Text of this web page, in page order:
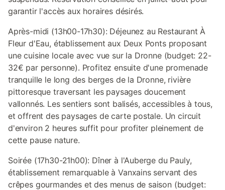
garantir l'accès aux horaires désirés.
Après-midi (13h00-17h30): Déjeunez au Restaurant À
Fleur d'Eau, établissement aux Deux Ponts proposant
une cuisine locale avec vue sur la Dronne (budget: 22-
32€ par personne). Profitez ensuite d'une promenade
tranquille le long des berges de la Dronne, rivière
pittoresque traversant les paysages doucement
vallonnés. Les sentiers sont balisés, accessibles à tous,
et offrent des paysages de carte postale. Un circuit
d'environ 2 heures suffit pour profiter pleinement de
cette pause nature.
Soirée (17h30-21h00): Dîner à l'Auberge du Pauly,
établissement remarquable à Vanxains servant des
crêpes gourmandes et des menus de saison (budget: